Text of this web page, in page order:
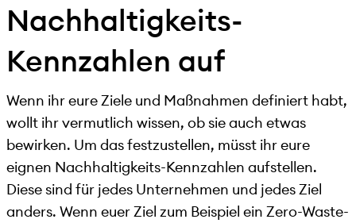
Nachhaltigkeits-
Kennzahlen auf
Wenn ihr eure Ziele und Maßnahmen definiert habt,
wollt ihr vermutlich wissen, ob sie auch etwas
bewirken. Um das festzustellen, müsst ihr eure
eignen Nachhaltigkeits-Kennzahlen aufstellen.
Diese sind für jedes Unternehmen und jedes Ziel
anders. Wenn euer Ziel zum Beispiel ein Zero-Waste-